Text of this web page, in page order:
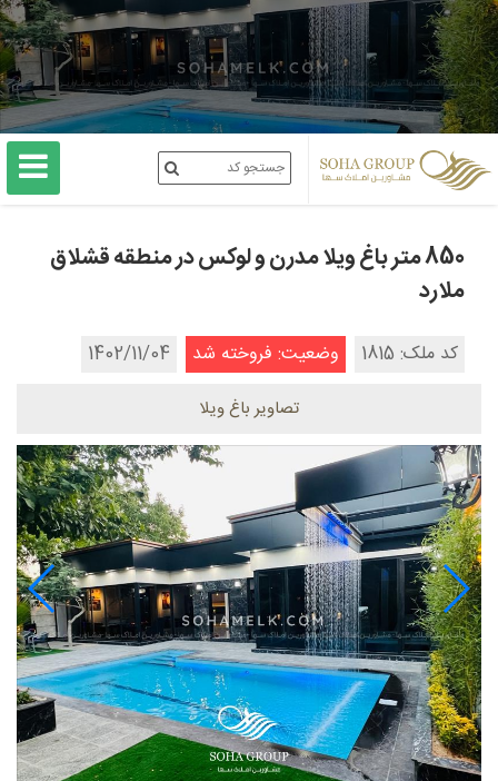
850 متر باغ ویلا مدرن و لوکس در منطقه قشلاق
ملارد
کد ملک: 1815 وضعیت: فروخته شد 1402/11/04
تصاویر باغ ویلا